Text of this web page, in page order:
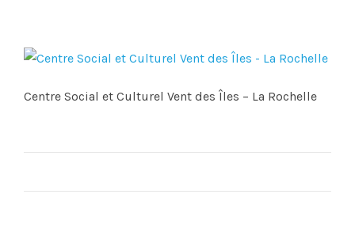
Centre Social et Culturel Vent des Îles – La Rochelle